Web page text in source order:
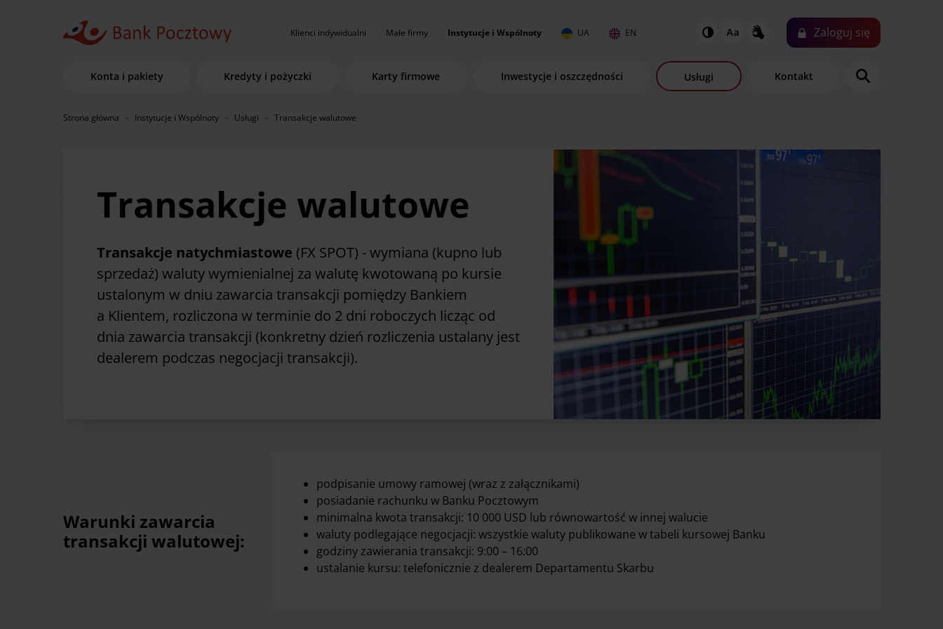
Klienci indywidualni Małe firmy Instytucje i Wspólnoty UA EN Zaloguj się
Konta i pakiety Kredyty i pożyczki Karty firmowe Inwestycje i oszczędności Usługi Kontakt
Strona główna Instytucje i Wspólnoty Usługi Transakcje walutowe
Transakcje walutowe
Transakcje natychmiastowe (FX SPOT) - wymiana (kupno lub
sprzedaż) waluty wymienialnej za walutę kwotowaną po kursie
ustalonym w dniu zawarcia transakcji pomiędzy Bankiem
a Klientem, rozliczona w terminie do 2 dni roboczych licząc od
dnia zawarcia transakcji (konkretny dzień rozliczenia ustalany jest
dealerem podczas negocjacji transakcji).
Warunki zawarcia
transakcji walutowej:
podpisanie umowy ramowej (wraz z załącznikami)
posiadanie rachunku w Banku Pocztowym
minimalna kwota transakcji: 10 000 USD lub równowartość w innej walucie
waluty podlegające negocjacji: wszystkie waluty publikowane w tabeli kursowej Banku
godziny zawierania transakcji: 9:00 – 16:00
ustalanie kursu: telefonicznie z dealerem Departamentu Skarbu